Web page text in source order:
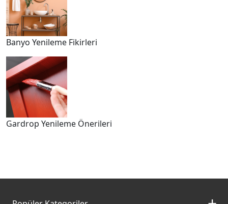
Banyo Yenileme Fikirleri
Gardrop Yenileme Önerileri